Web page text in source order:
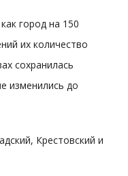
город на 150
их количество
сохранилась
изменились до
Крестовский и